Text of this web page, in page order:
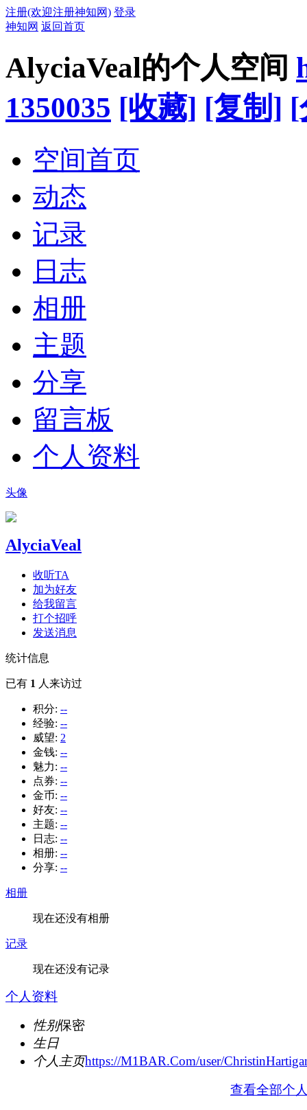
注册(欢迎注册神知网) 登录
神知网 返回首页
AlyciaVeal的个人空间
1350035 [收藏] [复制] [
空间首页
动态
记录
日志
相册
主题
分享
留言板
个人资料
头像
AlyciaVeal
收听TA
加为好友
给我留言
打个招呼
发送消息
统计信息
已有 1 人来访过
积分: --
经验: --
威望: 2
金钱: --
魅力: --
点券: --
金币: --
好友: --
主题: --
日志: --
相册: --
分享: --
相册
现在还没有相册
记录
现在还没有记录
个人资料
性别保密
生日
个人主页https://M1BAR.Com/user/
查看全部个